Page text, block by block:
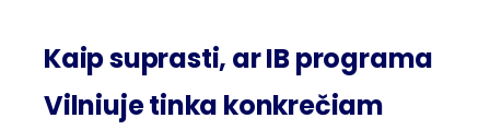
Kaip suprasti, ar IB programa
Vilniuje tinka konkrečiam